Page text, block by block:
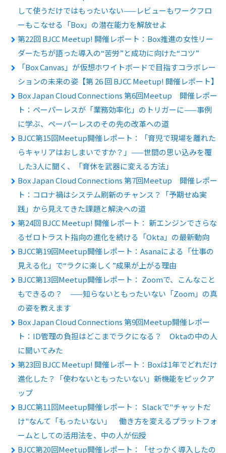
して使うだけではもったいない——レビューもワークフロ
ーもこなせる「Box」の潜在能力を解放せよ
第22回 BJCC Meetup! 開催レポート：Box推進の女性リー
ダーたちが語った導入の“苦労”と成功に向けた“コツ”
「Box Canvas」が仮想ホワイトボードで目指すコラボレー
ションの未来の姿【第 26 回 BJCC Meetup! 開催レポート】
Box Japan Cloud Connections 第6回Meetup 開催レポー
ト：ペーパーレスが「業務効率化」のトリガーに——事例
に学ぶ、ペーパーレスのその先の改革への道
BJCC第15回Meetup開催レポート：「育児で現場を離れた
らキャリアはおしまいですか？」——世間の思い込みを覆
した3人に聞く、「育休を武器に変える方法」
Box Japan Cloud Connections 第7回Meetup 開催レポー
ト：コロナ禍はシステム刷新のチャンス？「予期せぬ実
践」から見えてきた課題と解決への道
第24回 BJCC Meetup! 開催レポート： 新エンジンでさらな
るゼロトラスト指向の進化を続ける「Okta」の最新動向
BJCC第19回Meetup開催レポート：Asanaによる「仕事の
見える化」で“ラクに楽しく”成果が上がる理由
BJCC第13回Meetup開催レポート： Zoomで、こんなこと
もできるの？ ——知らないともったいない「Zoom」の真
の姿を教えます
Box Japan Cloud Connections 第9回Meetup開催レポー
ト：ID管理の負担はどこまでラクになる？ Oktaの中の人
に聞いてみた
第23回 BJCC Meetup! 開催レポート：Boxは1年でどれだけ
進化した？「使わないともったいない」新機能をピックア
ップ
BJCC第11回Meetup開催レポート： Slackで"チャットだ
け"なんて「もったいない」 働き方を変えるプラットフォ
ームとしての活用法を、中の人が伝授
BJCC第20回Meetup開催レポート：「せっかく導入したの